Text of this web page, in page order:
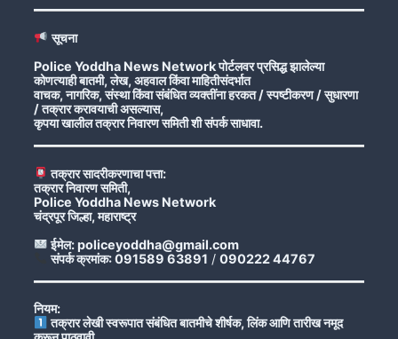
सूचना
Police Yoddha News Network पोर्टलवर प्रसिद्ध झालेल्या
कोणत्याही बातमी, लेख, अहवाल किंवा माहितीसंदर्भात
वाचक, नागरिक, संस्था किंवा संबंधित व्यक्तींना हरकत / स्पष्टीकरण / सुधारणा
/ तक्रार करावयाची असल्यास,
कृपया खालील तक्रार निवारण समिती शी संपर्क साधावा.
तक्रार सादरीकरणाचा पत्ता:
तक्रार निवारण समिती,
Police Yoddha News Network
चंद्रपूर जिल्हा, महाराष्ट्र
ईमेल: policeyoddha@gmail.com
संपर्क क्रमांक: 091589 63891 / 090222 44767
नियम:
तक्रार लेखी स्वरूपात संबंधित बातमीचे शीर्षक, लिंक आणि तारीख नमूद